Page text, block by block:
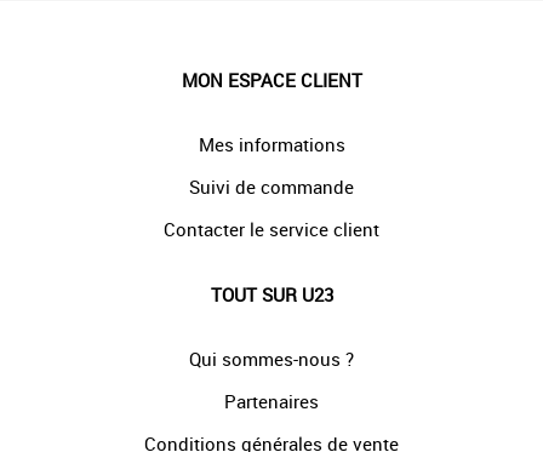
MON ESPACE CLIENT
Mes informations
Suivi de commande
Contacter le service client
TOUT SUR U23
Qui sommes-nous ?
Partenaires
Conditions générales de vente